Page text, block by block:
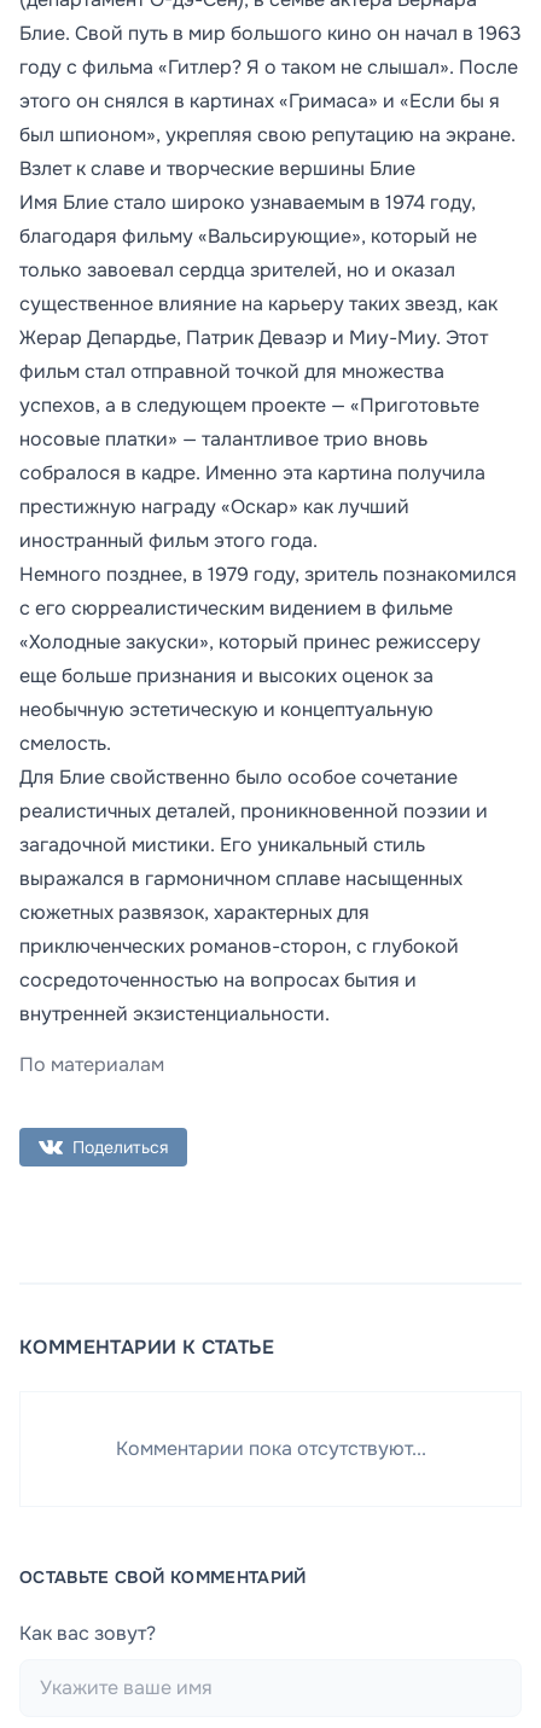
Блие. Свой путь в мир большого кино он начал в 1963
году с фильма «Гитлер? Я о таком не слышал». После
этого он снялся в картинах «Гримаса» и «Если бы я
был шпионом», укрепляя свою репутацию на экране.
Взлет к славе и творческие вершины Блие
Имя Блие стало широко узнаваемым в 1974 году,
благодаря фильму «Вальсирующие», который не
только завоевал сердца зрителей, но и оказал
существенное влияние на карьеру таких звезд, как
Жерар Депардье, Патрик Деваэр и Миу-Миу. Этот
фильм стал отправной точкой для множества
успехов, а в следующем проекте — «Приготовьте
носовые платки» — талантливое трио вновь
собралося в кадре. Именно эта картина получила
престижную награду «Оскар» как лучший
иностранный фильм этого года.
Немного позднее, в 1979 году, зритель познакомился
с его сюрреалистическим видением в фильме
«Холодные закуски», который принес режиссеру
еще больше признания и высоких оценок за
необычную эстетическую и концептуальную
смелость.
Для Блие свойственно было особое сочетание
реалистичных деталей, проникновенной поэзии и
загадочной мистики. Его уникальный стиль
выражался в гармоничном сплаве насыщенных
сюжетных развязок, характерных для
приключенческих романов-сторон, с глубокой
сосредоточенностью на вопросах бытия и
внутренней экзистенциальности.
По материалам
Поделиться
КОММЕНТАРИИ К СТАТЬЕ
Комментарии пока отсутствуют...
ОСТАВЬТЕ СВОЙ КОММЕНТАРИЙ
Как вас зовут?